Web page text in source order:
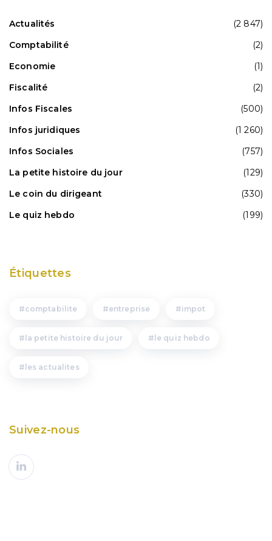
Actualités
(2 847)
Comptabilité
(2)
Economie
(1)
Fiscalité
(2)
Infos Fiscales
(500)
Infos juridiques
(1 260)
Infos Sociales
(757)
La petite histoire du jour
(129)
Le coin du dirigeant
(330)
Le quiz hebdo
(199)
Étiquettes
comptabilite entreprise impot
la petite histoire du jour le quiz hebdo
les actualites
Suivez-nous